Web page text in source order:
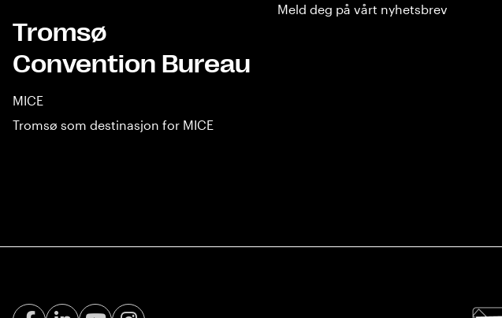
Meld deg på vårt nyhetsbrev
Tromsø
Convention Bureau
MICE
Tromsø som destinasjon for MICE